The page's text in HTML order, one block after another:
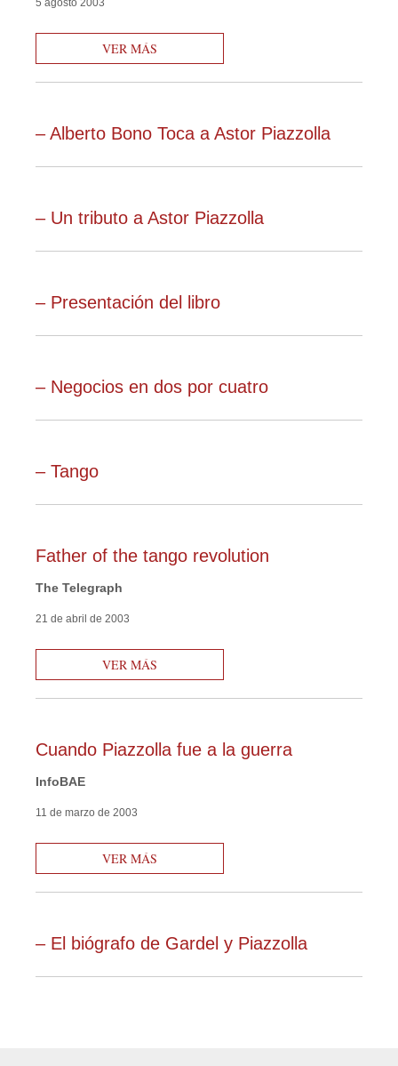
VER MÁS
– Alberto Bono Toca a Astor Piazzolla
– Un tributo a Astor Piazzolla
– Presentación del libro
– Negocios en dos por cuatro
– Tango
Father of the tango revolution
The Telegraph
21 de abril de 2003
VER MÁS
Cuando Piazzolla fue a la guerra
InfoBAE
11 de marzo de 2003
VER MÁS
– El biógrafo de Gardel y Piazzolla